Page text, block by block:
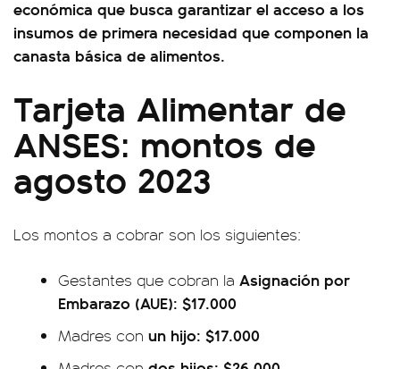
económica que busca garantizar el acceso a los
insumos de primera necesidad que componen la
canasta básica de alimentos.
Tarjeta Alimentar de
ANSES: montos de
agosto 2023
Los montos a cobrar son los siguientes:
Gestantes que cobran la Asignación por
Embarazo (AUE): $17.000
Madres con un hijo: $17.000